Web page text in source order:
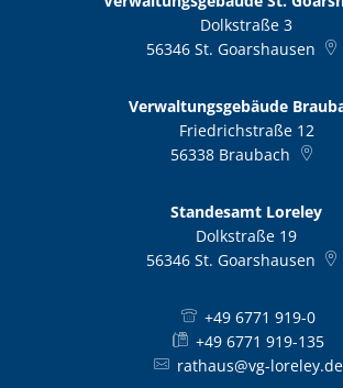
Dolkstraße 3
56346 St. Goarshausen
Verwaltungsgebäude
Friedrichstraße 12
56338 Braubach
Standesamt Loreley
Dolkstraße 19
56346 St. Goarshausen
+49 6771 919-0
+49 6771 919-135
rathaus@vg-loreley.de